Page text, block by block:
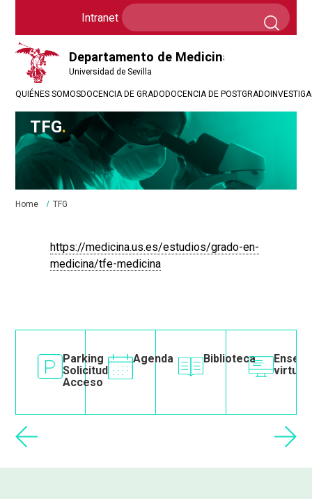
Intranet
Intranet Formulario
de
búsqueda
Search
QUIÉNES SOMOSDOCENCIA DE GRADODOCENCIA DE POSTGRADO
TFG
Breadcrumbs
You
Home TFG
https://medicina.us.es/estudios/grado-en-
medicina/tfe-medicina
ImageParking
Solicitud
Acceso
ImageAgenda ImageBibliotecaImage
virtual